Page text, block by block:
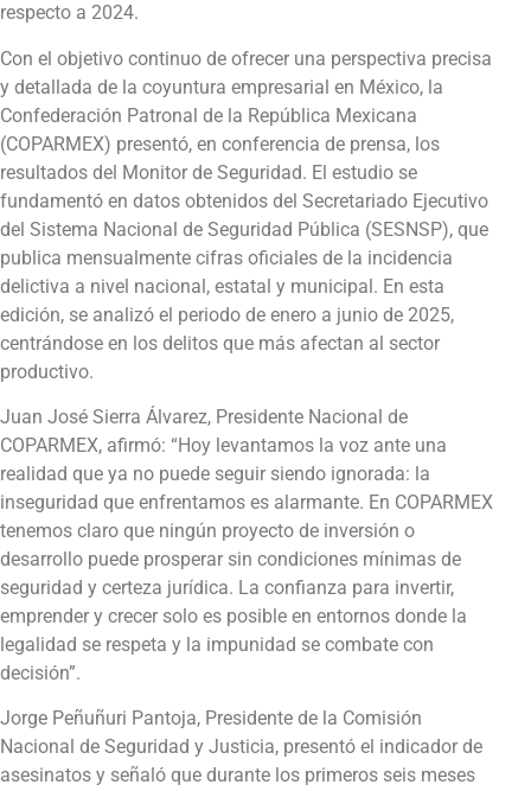
respecto a 2024.
Con el objetivo continuo de ofrecer una perspectiva precisa
y detallada de la coyuntura empresarial en México, la
Confederación Patronal de la República Mexicana
(COPARMEX) presentó, en conferencia de prensa, los
resultados del Monitor de Seguridad. El estudio se
fundamentó en datos obtenidos del Secretariado Ejecutivo
del Sistema Nacional de Seguridad Pública (SESNSP), que
publica mensualmente cifras oficiales de la incidencia
delictiva a nivel nacional, estatal y municipal. En esta
edición, se analizó el periodo de enero a junio de 2025,
centrándose en los delitos que más afectan al sector
productivo.
Juan José Sierra Álvarez, Presidente Nacional de
COPARMEX, afirmó: “Hoy levantamos la voz ante una
realidad que ya no puede seguir siendo ignorada: la
inseguridad que enfrentamos es alarmante. En COPARMEX
tenemos claro que ningún proyecto de inversión o
desarrollo puede prosperar sin condiciones mínimas de
seguridad y certeza jurídica. La confianza para invertir,
emprender y crecer solo es posible en entornos donde la
legalidad se respeta y la impunidad se combate con
decisión”.
Jorge Peñuñuri Pantoja, Presidente de la Comisión
Nacional de Seguridad y Justicia, presentó el indicador de
asesinatos y señaló que durante los primeros seis meses